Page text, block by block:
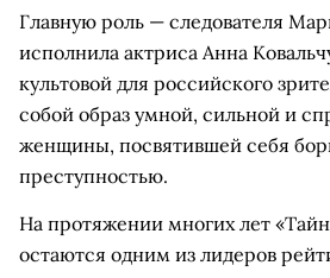
Главную роль — следователя
исполнила актриса Анна
культовой для российского
собой образ умной, сильной и
женщины, посвятившей себя
преступностью.
На протяжении многих лет
остаются одним из лидеров